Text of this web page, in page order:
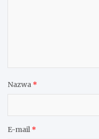
Nazwa *
E-mail *